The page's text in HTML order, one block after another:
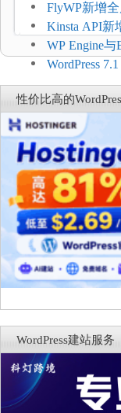
$2.61/月，
FlyWP新增
方便
Kinsta API新
WP Engine与
Connect：
商能力
WordPress
复，仅建议
性价比高的
WordPress建站服务